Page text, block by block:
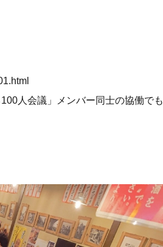
人会議」メンバー同士の協働でも